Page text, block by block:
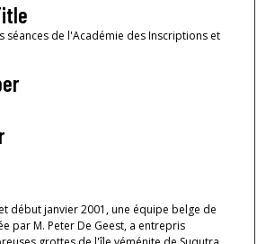
séances de l'Académie des Inscriptions et
début janvier 2001, une équipe belge de
par M. Peter De Geest, a entrepris